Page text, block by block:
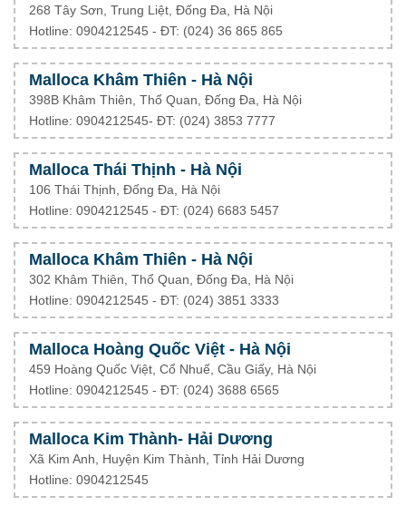
268 Tây Sơn, Trung Liệt, Đống Đa, Hà Nội
Hotline: 0904212545 - ĐT: (024) 36 865 865
Malloca Khâm Thiên - Hà Nội
398B Khâm Thiên, Thổ Quan, Đống Đa, Hà Nội
Hotline: 0904212545- ĐT: (024) 3853 7777
Malloca Thái Thịnh - Hà Nội
106 Thái Thịnh, Đống Đa, Hà Nội
Hotline: 0904212545 - ĐT: (024) 6683 5457
Malloca Khâm Thiên - Hà Nội
302 Khâm Thiên, Thổ Quan, Đống Đa, Hà Nội
Hotline: 0904212545 - ĐT: (024) 3851 3333
Malloca Hoàng Quốc Việt - Hà Nội
459 Hoàng Quốc Việt, Cổ Nhuế, Cầu Giấy, Hà Nội
Hotline: 0904212545 - ĐT: (024) 3688 6565
Malloca Kim Thành- Hải Dương
Xã Kim Anh, Huyện Kim Thành, Tỉnh Hải Dương
Hotline: 0904212545